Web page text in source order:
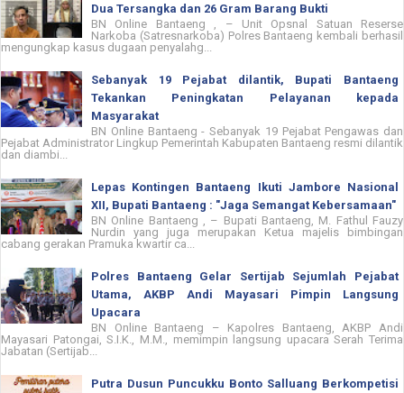
Dua Tersangka dan 26 Gram Barang Bukti
BN Online Bantaeng , – Unit Opsnal Satuan Reserse
Narkoba (Satresnarkoba) Polres Bantaeng kembali berhasil
mengungkap kasus dugaan penyalahg...
Sebanyak 19 Pejabat dilantik, Bupati Bantaeng
Tekankan Peningkatan Pelayanan kepada
Masyarakat
BN Online Bantaeng - Sebanyak 19 Pejabat Pengawas dan
Pejabat Administrator Lingkup Pemerintah Kabupaten Bantaeng resmi dilantik
dan diambi...
Lepas Kontingen Bantaeng Ikuti Jambore Nasional
XII, Bupati Bantaeng : "Jaga Semangat Kebersamaan"
BN Online Bantaeng , – Bupati Bantaeng, M. Fathul Fauzy
Nurdin yang juga merupakan Ketua majelis bimbingan
cabang gerakan Pramuka kwartir ca...
Polres Bantaeng Gelar Sertijab Sejumlah Pejabat
Utama, AKBP Andi Mayasari Pimpin Langsung
Upacara
BN Online Bantaeng – Kapolres Bantaeng, AKBP Andi
Mayasari Patongai, S.I.K., M.M., memimpin langsung upacara Serah Terima
Jabatan (Sertijab...
Putra Dusun Puncukku Bonto Salluang Berkompetisi